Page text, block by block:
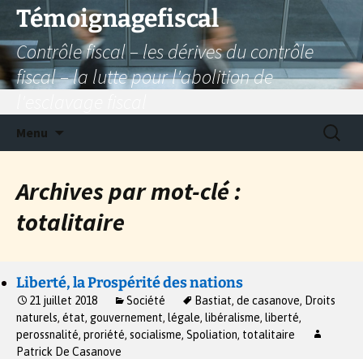
Aller
contenu
Témoignagefiscal
Contrôle fiscal – les dérives du contrôle
fiscal – la lutte pour l'abolition de
Menu
Archives par mot-clé :
totalitaire
Liberté, la Prospérité des nations
21 juillet 2018 Société Bastiat, de casanove, Droits
naturels, état, gouvernement, légale, libéralisme, liberté,
perossnalité, proriété, socialisme, Spoliation, totalitaire
Patrick De Casanove